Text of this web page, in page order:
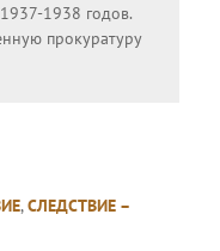
1938 годов.
прокуратуру
,СЛЕДСТВИЕ –